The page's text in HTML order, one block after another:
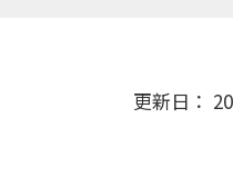
更新日：